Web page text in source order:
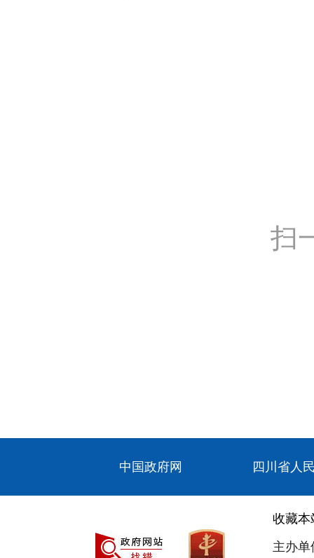
扫
中国政府网 四川省人
收藏本
主办